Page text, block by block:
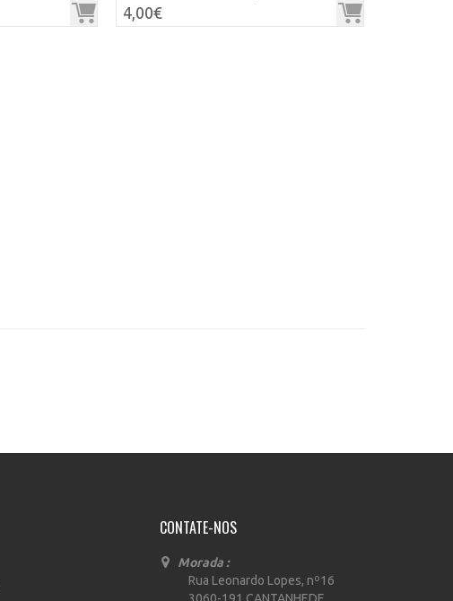
4,00€
CONTATE-NOS
Morada :
Rua Leonardo Lopes, nº16